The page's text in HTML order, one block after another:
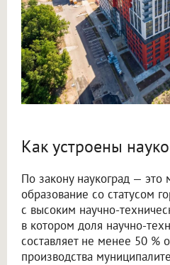
Как устроены
По закону наукоград — это
образование со статусом
с высоким научно-
в котором доля научно-
составляет не менее 50 %
производства